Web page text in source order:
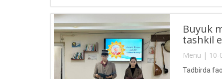
Buyuk
tashkil
Menu | 10-
Tadbirda